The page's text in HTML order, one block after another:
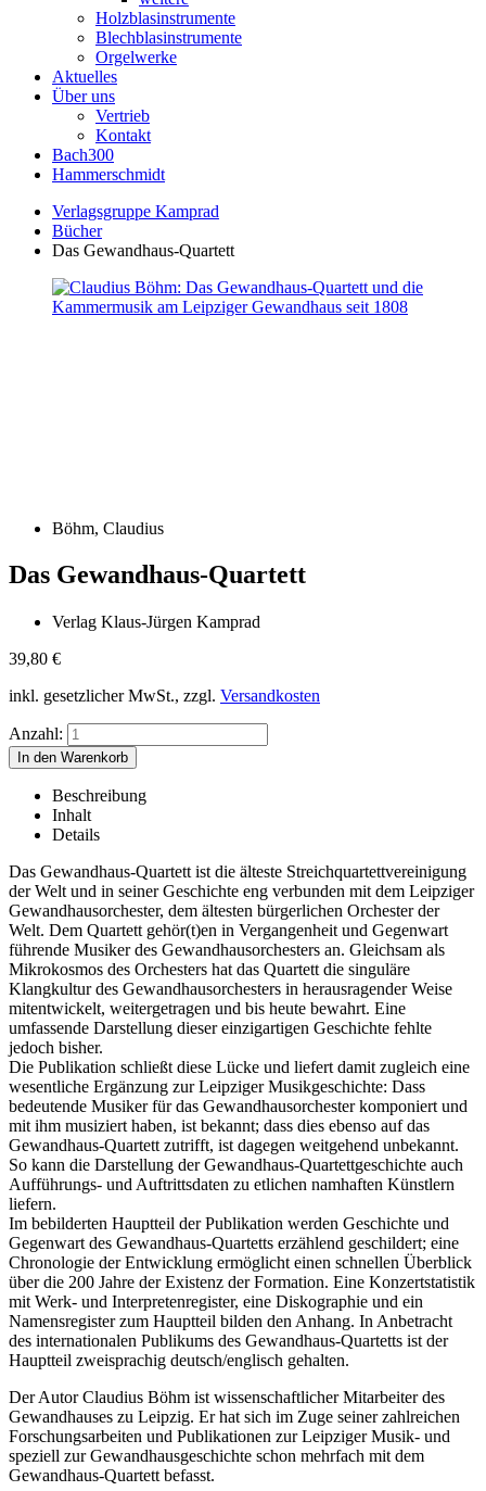
Holzblasinstrumente
Blechblasinstrumente
Orgelwerke
Aktuelles
Über uns
Vertrieb
Kontakt
Bach300
Hammerschmidt
Verlagsgruppe Kamprad
Bücher
Das Gewandhaus-Quartett
Böhm, Claudius
Das Gewandhaus-Quartett
Verlag Klaus-Jürgen Kamprad
39,80 €
inkl. gesetzlicher MwSt., zzgl. Versandkosten
Anzahl:
Beschreibung
Inhalt
Details
Das Gewandhaus-Quartett ist die älteste Streichquartettvereinigung
der Welt und in seiner Geschichte eng verbunden mit dem Leipziger
Gewandhausorchester, dem ältesten bürgerlichen Orchester der
Welt. Dem Quartett gehör(t)en in Vergangenheit und Gegenwart
führende Musiker des Gewandhausorchesters an. Gleichsam als
Mikrokosmos des Orchesters hat das Quartett die singuläre
Klangkultur des Gewandhausorchesters in herausragender Weise
mitentwickelt, weitergetragen und bis heute bewahrt. Eine
umfassende Darstellung dieser einzigartigen Geschichte fehlte
jedoch bisher.
Die Publikation schließt diese Lücke und liefert damit zugleich eine
wesentliche Ergänzung zur Leipziger Musikgeschichte: Dass
bedeutende Musiker für das Gewandhausorchester komponiert und
mit ihm musiziert haben, ist bekannt; dass dies ebenso auf das
Gewandhaus-Quartett zutrifft, ist dagegen weitgehend unbekannt.
So kann die Darstellung der Gewandhaus-Quartettgeschichte auch
Aufführungs- und Auftrittsdaten zu etlichen namhaften Künstlern
liefern.
Im bebilderten Hauptteil der Publikation werden Geschichte und
Gegenwart des Gewandhaus-Quartetts erzählend geschildert; eine
Chronologie der Entwicklung ermöglicht einen schnellen Überblick
über die 200 Jahre der Existenz der Formation. Eine Konzertstatistik
mit Werk- und Interpretenregister, eine Diskographie und ein
Namensregister zum Hauptteil bilden den Anhang. In Anbetracht
des internationalen Publikums des Gewandhaus-Quartetts ist der
Hauptteil zweisprachig deutsch/englisch gehalten.
Der Autor Claudius Böhm ist wissenschaftlicher Mitarbeiter des
Gewandhauses zu Leipzig. Er hat sich im Zuge seiner zahlreichen
Forschungsarbeiten und Publikationen zur Leipziger Musik- und
speziell zur Gewandhausgeschichte schon mehrfach mit dem
Gewandhaus-Quartett befasst.